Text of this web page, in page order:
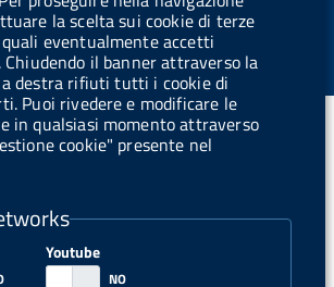
la scelta sui cookie di terze
eventualmente accetti
Chiudendo il banner attraverso la
destra rifiuti tutti i cookie di
Puoi rivedere e modificare le
in qualsiasi momento attraverso
cookie" presente nel
Youtube
.
s
p
o
t